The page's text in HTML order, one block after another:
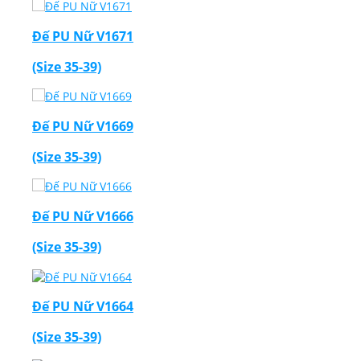
Đế PU Nữ V1671
(Size 35-39)
Đế PU Nữ V1669
(Size 35-39)
Đế PU Nữ V1666
(Size 35-39)
Đế PU Nữ V1664
(Size 35-39)